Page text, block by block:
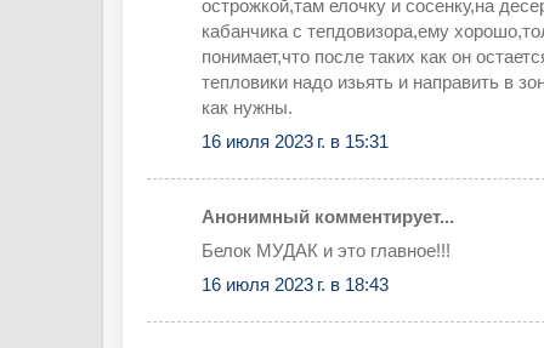
острожкой,там елочку и сосенку,на
кабанчика с тепдовизора,ему
понимает,что после таких как он
тепловики надо изьять и направить в
как нужны.
16 июля 2023 г. в 15:31
Анонимный комментирует...
Белок МУДАК и это главное!!!
16 июля 2023 г. в 18:43